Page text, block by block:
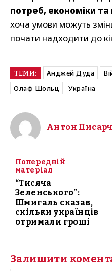
потреб, економіки та
хоча умови можуть
почати надходити до
ТЕМИ: Анджей Дуда
Олаф Шольц
Україна
Антон
Попередній
матеріал
“Тисяча
Зеленського”:
Шмигаль сказав,
скільки українців
отримали гроші
Залишити